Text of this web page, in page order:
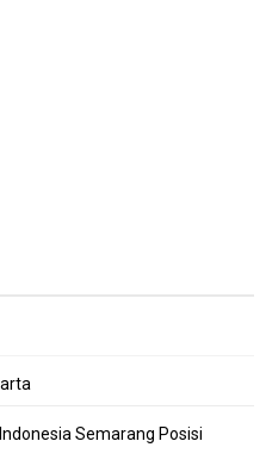
Semarang Posisi